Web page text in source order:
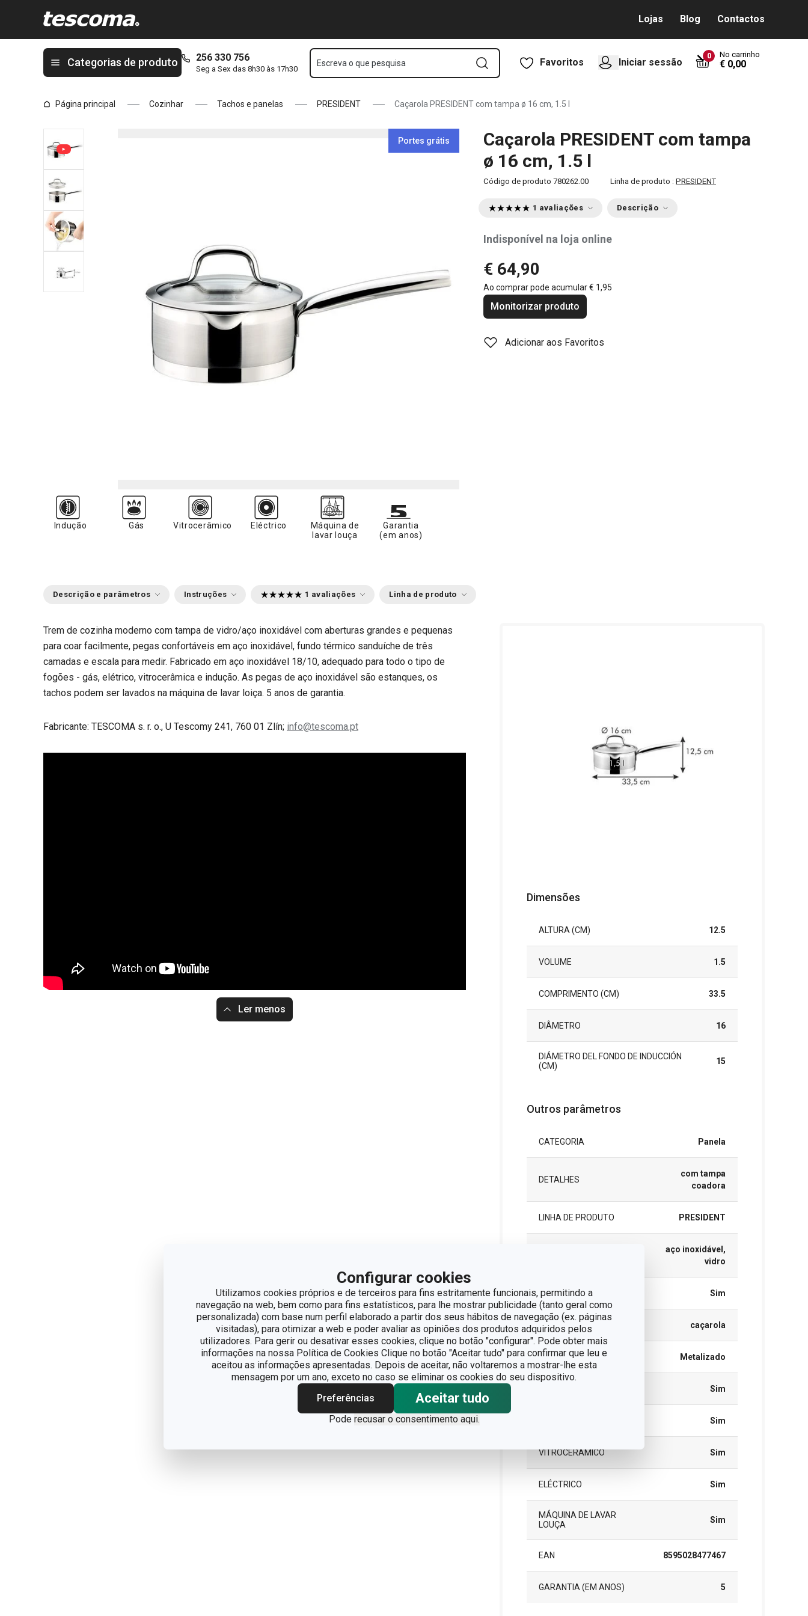
Configurar cookies
Utilizamos cookies próprios e de terceiros para fins estritamente funcionais, permitindo a
navegação na web, bem como para fins estatísticos, para lhe mostrar publicidade (tanto geral como
personalizada) com base num perfil elaborado a partir dos seus hábitos de navegação (ex. páginas
visitadas), para otimizar a web e poder avaliar as opiniões dos produtos adquiridos pelos
utilizadores. Para gerir ou desativar esses cookies, clique no botão "configurar". Pode obter mais
informações na nossa Política de Cookies Clique no botão "Aceitar tudo" para confirmar que leu e
aceitou as informações apresentadas. Depois de aceitar, não voltaremos a mostrar-lhe esta
mensagem por um ano, exceto no caso se eliminar os cookies do seu dispositivo.
Preferências
Aceitar tudo
Pode recusar o consentimento aqui.
Lojas Blog Contactos
Categorias de produto 256 330 756
Seg a Sex das 8h30 às 17h30
Escreva o que pesquisa Favoritos Iniciar sessão
0 No carrinho
€ 0,00
Página principal Cozinhar Tachos e panelas PRESIDENT Caçarola PRESIDENT com tampa ø 16 cm, 1.5 l
Portes grátis
Caçarola PRESIDENT com tampa
ø 16 cm, 1.5 l
Código de produto 780262.00 Linha de produto : PRESIDENT
1 avaliações Descrição
Indisponível na loja online
€ 64,90
Ao comprar pode acumular€ 1,95
Monitorizar produto
Adicionar aos Favoritos
Indução Gás Vitrocerâmico Eléctrico
Máquina de
lavar louça
Garantia
(em anos)
Descrição e parâmetros Instruções 1 avaliações Linha de produto
Trem de cozinha moderno com tampa de vidro/aço inoxidável com aberturas grandes e pequenas
para coar facilmente, pegas confortáveis em aço inoxidável, fundo térmico sanduíche de três
camadas e escala para medir. Fabricado em aço inoxidável 18/10, adequado para todo o tipo de
fogões - gás, elétrico, vitrocerâmica e indução. As pegas de aço inoxidável são estanques, os
tachos podem ser lavados na máquina de lavar loiça. 5 anos de garantia.
Fabricante: TESCOMA s. r. o., U Tescomy 241, 760 01 Zlín; info@tescoma.pt
Ler menos
Dimensões
ALTURA (CM) 12.5
VOLUME 1.5
COMPRIMENTO (CM) 33.5
DIÂMETRO 16
DIÁMETRO DEL FONDO DE INDUCCIÓN
(CM)
15
Outros parâmetros
CATEGORIA Panela
DETALHES
com tampa
coadora
LINHA DE PRODUTO PRESIDENT
aço inoxidável,
vidro
TAMPA Sim
TIPO caçarola
CORES Metalizado
Sim
Sim
VITROCERÂMICO Sim
ELÉCTRICO Sim
MÁQUINA DE LAVAR
LOUÇA
Sim
EAN 8595028477467
GARANTIA (EM ANOS) 5